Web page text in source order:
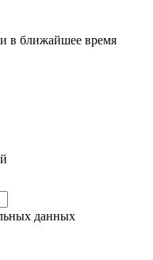
в ближайшее время
данных